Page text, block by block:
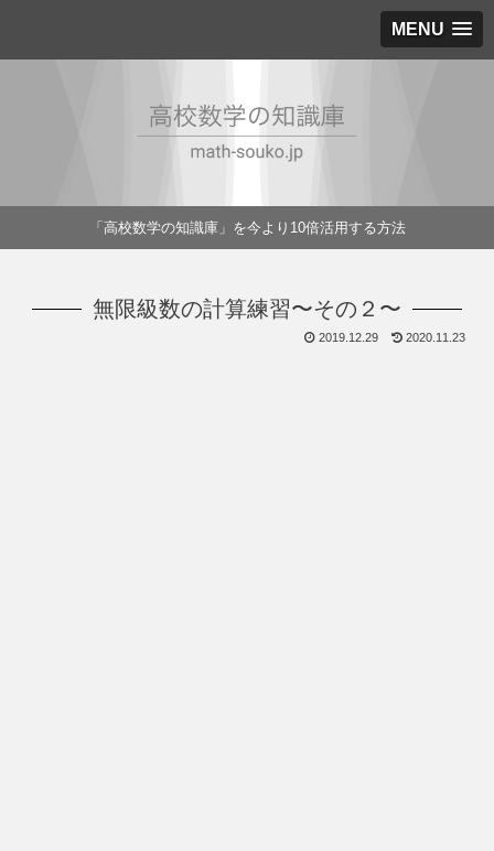
MENU
「高校数学の知識庫」を今より10倍活用する方法
無限級数の計算練習〜その２〜
2019.12.29 2020.11.23